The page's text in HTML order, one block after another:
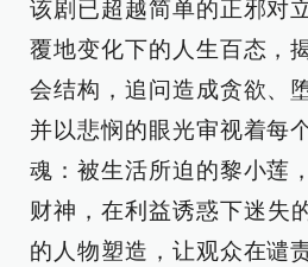
该剧已超越简单的正邪对
覆地变化下的人生百态，
会结构，追问造成贪欲、
并以悲悯的眼光审视着每
魂：被生活所迫的黎小莲
财神，在利益诱惑下迷
的人物塑造，让观众在谴